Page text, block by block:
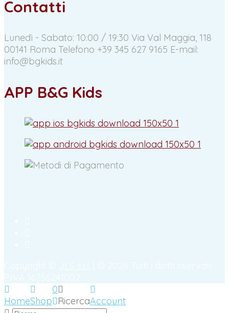
Contatti
Lunedì - Sabato: 10:00 / 19:30 Via Val Maggia, 118
00141 Roma Telefono +39 345 627 9165 E-mail:
info@bgkids.it
APP B&G Kids
HomeShop
0
RicercaAccount